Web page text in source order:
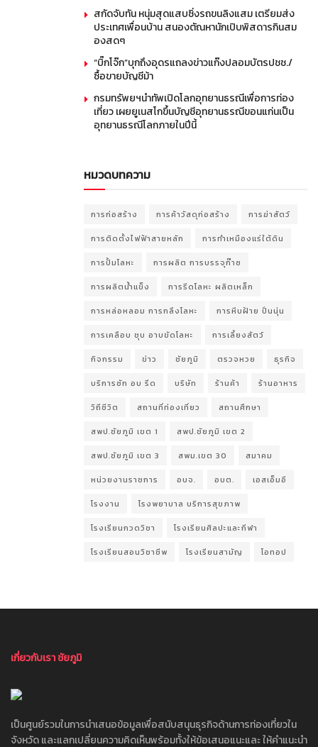
สกัดจับทัน หนุ่มสุดแสบซิ่งรถขนลิงแสม เตรียมส่ง
ประเทศเพื่อนบ้าน สนองตัณหานักเปิบพิสดารกินสม
องสดๆ
“บิ๊กโจ๊ก”บุกถึงอุดรแถลงข่าวแก๊งปลอมบัตรปชช./
ซื้อขายบัญชีม้า
กรมทรัพยฯนำทัพเปิดโลกอุทยานธรณีเพื่อการท่อง
เที่ยว เผยยูเนสโกขึ้นบัญชีอุทยานธรณีขอนแก่นเป็น
อุทยานธรณีโลกภายในปีนี้
หมวดบทความ
การก่อสร้าง การค้าวัสดุก่อสร้าง การฆ่าสัตว์
การติดตั้งไฟฟ้าสายหลัก การทำเหมืองแร่ใต้ดิน
การปั้มโลหะ การผลิต การบรรจุก๊าซ
การผลิตน้ำแข็ง การรีดโลหะ ผลิตเหล็ก
การหล่อหลอม การกลึงโลหะ การหีบฝ้าย ปั่นนุ่น
การเคลือบ ชุบ อาบขัดโลหะ การเลี้ยงสัตว์
กิจกรรม ข่าว ชัยภูมิ ตรวจหวย ธุรกิจ
บริการซัก อบ รีด บริษัท ร้านค้า ร้านอาหาร
วิถีชีวิต สถานที่ท่องเที่ยว สถานศึกษา
สพป.ชัยภูมิ เขต 1 สพป.ชัยภูมิ เขต 2
สพป.ชัยภูมิ เขต 3 สพม.เขต 30 สมาคม
หน่วยงานราชการ อบจ. อบต. เอสเอ็มอี
โรงงาน โรงพยาบาล บริการสุขภาพ
โรงเรียนกวดวิชา โรงเรียนศิลปะและกีฬา
โรงเรียนสอนวิชาชีพ โรงเรียนสามัญ โอทอป
เกี่ยวกับเรา ชัยภูมิ
เป็นศูนย์รวมในการนำเสนอข้อมูลเพื่อสนับสนุนธุรกิจด้านการท่องเที่ยวใน
จังหวัด และแลกเปลี่ยนความคิดเห็นพร้อมทั้งให้ข้อเสนอแนะและ ให้คำแนะนำ